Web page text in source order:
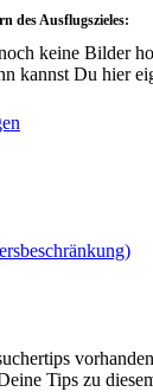
des Ausflugszieles:
keine Bilder
kannst Du hier
Tips zu